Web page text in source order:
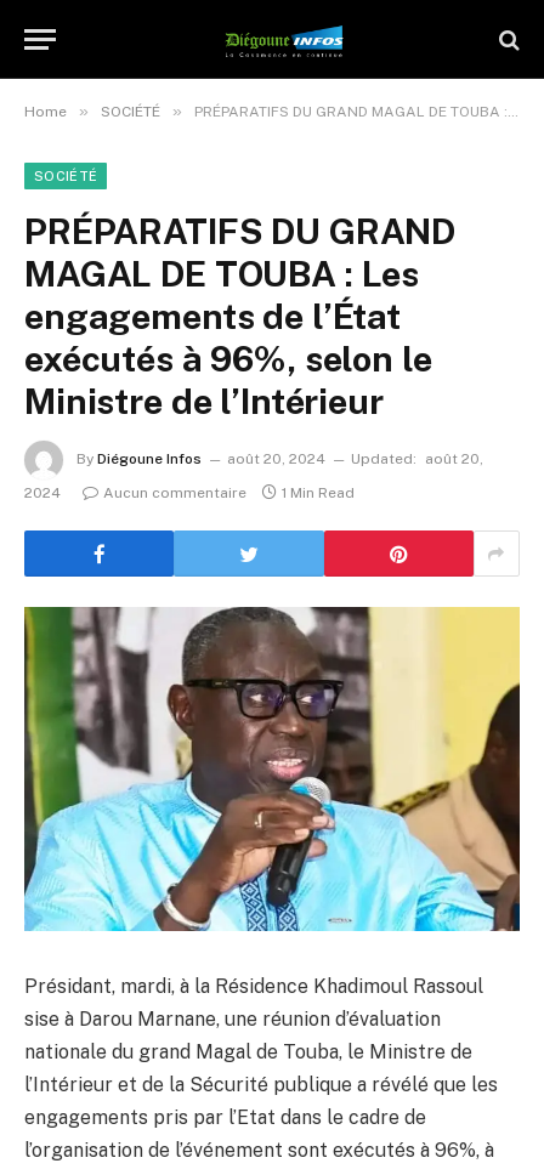
Home » SOCIÉTÉ » PRÉPARATIFS DU GRAND MAGAL DE TOUBA : Les engagements de l’État exécutés à 96%, selon le Ministre de l’Intérieur
SOCIÉTÉ
PRÉPARATIFS DU GRAND
MAGAL DE TOUBA : Les
engagements de l’État
exécutés à 96%, selon le
Ministre de l’Intérieur
By Diégoune Infos août 20, 2024 Updated:
août 20,
2024
Aucun commentaire 1 Min Read
Présidant, mardi, à la Résidence Khadimoul Rassoul
sise à Darou Marnane, une réunion d’évaluation
nationale du grand Magal de Touba, le Ministre de
l’Intérieur et de la Sécurité publique a révélé que les
engagements pris par l’Etat dans le cadre de
l’organisation de l’événement sont exécutés à 96%, à